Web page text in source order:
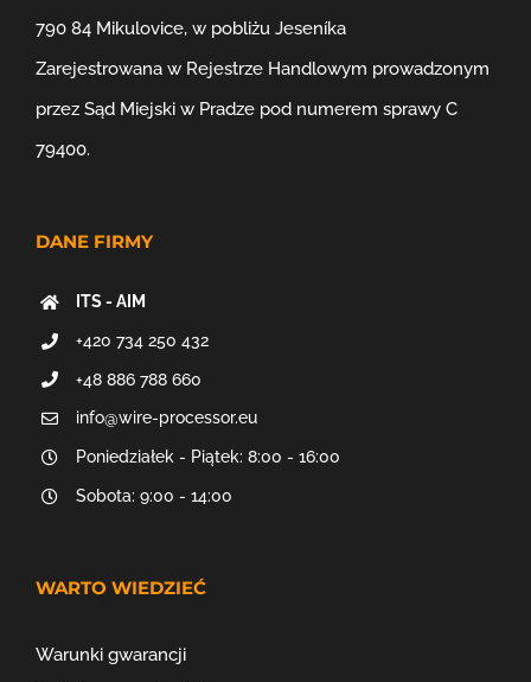
790 84 Mikulovice, w pobliżu Jeseníka
Zarejestrowana w Rejestrze Handlowym prowadzonym
przez Sąd Miejski w Pradze pod numerem sprawy C
79400.
DANE FIRMY
ITS - AIM
+420 734 250 432
+48 886 788 660
info@wire-processor.eu
Poniedziałek - Piątek: 8:00 - 16:00
Sobota: 9:00 - 14:00
WARTO WIEDZIEĆ
Warunki gwarancji